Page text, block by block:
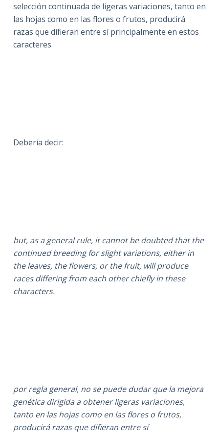
selección continuada de ligeras variaciones, tanto en
las hojas como en las flores o frutos, producirá
razas que difieran entre sí principalmente en estos
caracteres.
Debería decir:
but, as a general rule, it cannot be doubted that the
continued breeding for slight variations, either in
the leaves, the flowers, or the fruit, will produce
races differing from each other chiefly in these
characters.
por regla general, no se puede dudar que la mejora
genética dirigida a obtener ligeras variaciones,
tanto en las hojas como en las flores o frutos,
producirá razas que difieran entre sí